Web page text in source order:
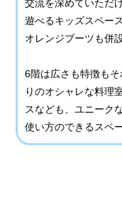
交流を深めていただ
遊べるキッズスペー
オレンジブーツも併
6階は広さも特徴も
りのオシャレな料理
スなども、ユニーク
使い方のできるスペ